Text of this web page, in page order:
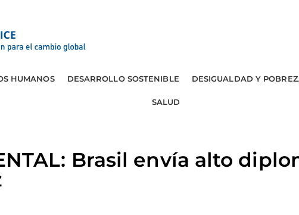
HUMANOS DESARROLLO SOSTENIBLE DESIGUALDAD Y
SALUD
Brasil envía alto